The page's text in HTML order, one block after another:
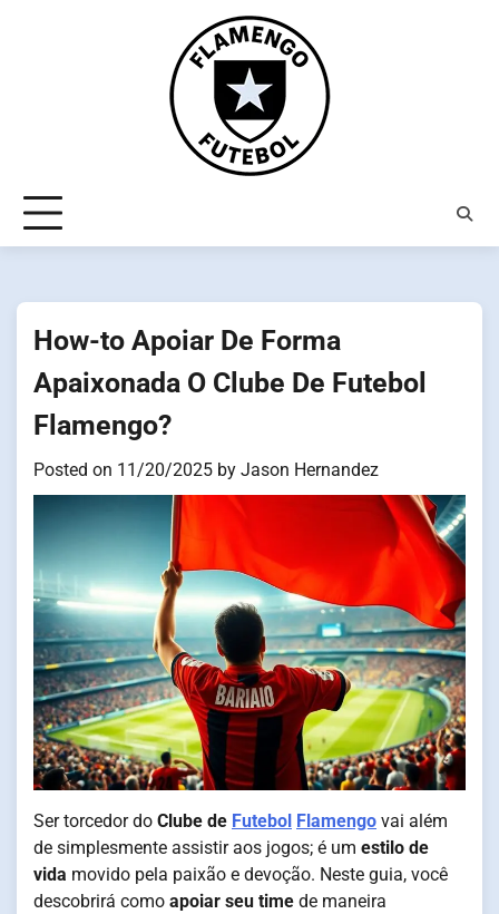
How-to Apoiar De Forma
Apaixonada O Clube De Futebol
Flamengo?
Posted on 11/20/2025 by Jason Hernandez
Ser torcedor do Clube de Futebol Flamengo vai além
de simplesmente assistir aos jogos; é um estilo de
vida movido pela paixão e devoção. Neste guia, você
descobrirá como apoiar seu time de maneira